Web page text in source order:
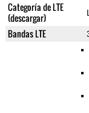
Categoría de LTE
(descargar)
Bandas LTE